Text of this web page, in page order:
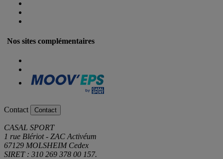
Nos sites complémentaires
Contact Contact
CASAL SPORT
1 rue Blériot - ZAC Activéum
67129 MOLSHEIM Cedex
SIRET : 310 269 378 00 157.